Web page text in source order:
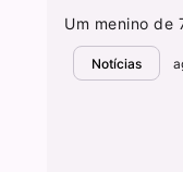
Um menino de
Notícias